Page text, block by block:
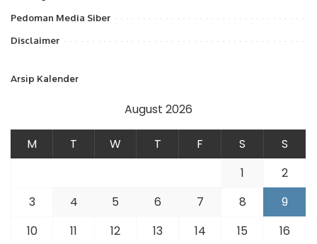
Pedoman Media Siber
Disclaimer
Arsip Kalender
August 2026
M T W T F S
S
1
2
3
4 5 6 7 8
9
10
11 12 13 14 15
16